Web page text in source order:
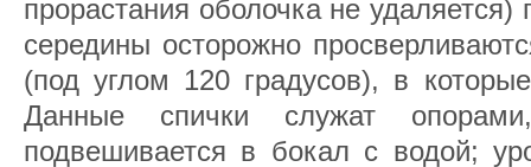
прорастания оболочка не удаляется)
середины осторожно
(под углом 120 градусов), в
Данные спички служат
подвешивается в бокал с водой;